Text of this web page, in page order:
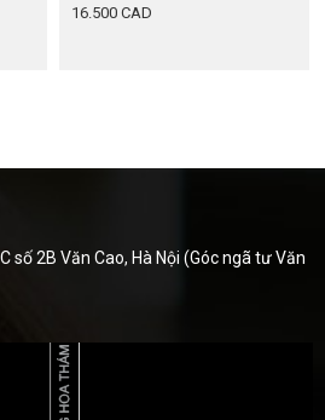
16.500 CAD
số 2B Văn Cao, Hà Nội (Góc ngã tư Văn